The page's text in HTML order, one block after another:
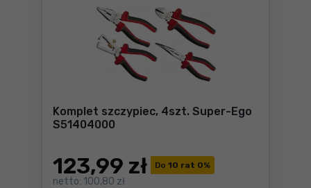
Komplet szczypiec, 4szt. Super-Ego
S51404000
Do 10 rat 0%
123,99 zł
netto: 100,80 zł